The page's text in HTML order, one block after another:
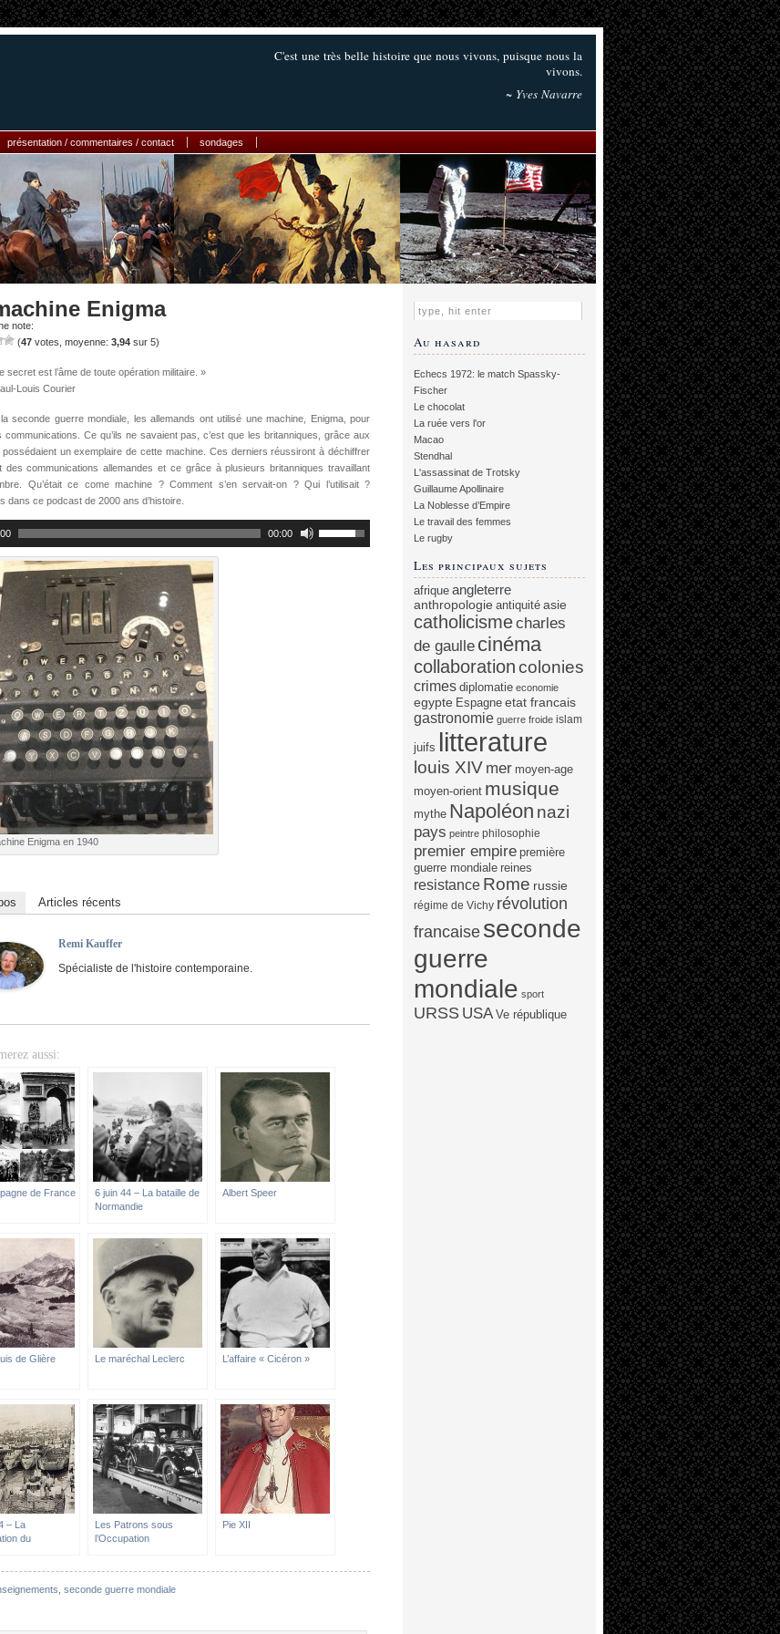
C'est une très belle histoire que nous vivons, puisque nous la
vivons.
~ Yves Navarre
présentation / commentaires / contact sondages
Enigma
note:
(47 votes, moyenne: 3,94 sur 5)
secret est l’âme de toute opération militaire. »
Louis Courier
seconde guerre mondiale, les allemands ont utilisé une machine, Enigma, pour
communications. Ce qu’ils ne savaient pas, c’est que les britanniques, grâce aux
possédaient un exemplaire de cette machine. Ces derniers réussiront à déchiffrer
des communications allemandes et ce grâce à plusieurs britanniques travaillant
Qu’était ce come machine ? Comment s’en servait-on ? Qui l’utilisait ?
dans ce podcast de 2000 ans d’histoire.
00:00
Enigma en 1940
Articles récents
Remi Kauffer
Spécialiste de l'histoire contemporaine.
aussi:
de France
6 juin 44 – La bataille de
Normandie
Albert Speer
de Glière Le maréchal Leclerc L’affaire « Cicéron »
– La
du
Les Patrons sous
l’Occupation
Pie XII
seconde guerre mondiale
Au hasard
Echecs 1972: le match Spassky-
Fischer
Le chocolat
La ruée vers l'or
Macao
Stendhal
L'assassinat de Trotsky
Guillaume Apollinaire
La Noblesse d’Empire
Le travail des femmes
Le rugby
Les principaux sujets
afrique angleterre
anthropologie antiquité asie
catholicismecharles
de gaulle cinéma
collaborationcolonies
crimes diplomatie economie
egypte Espagne etat francais
gastronomie guerre froide islam
juifs litterature
louis XIV mer moyen-age
moyen-orient musique
mythe Napoléon nazi
pays peintre philosophie
premier empire première
guerre mondiale reines
resistance Rome russie
régime de Vichy révolution
francaise seconde
guerre
mondiale sport
URSS USA Ve république